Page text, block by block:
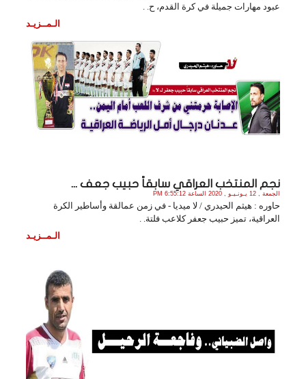
عبود مهارات جميلة في كرة القدم، ح. .
الـمــزيـد
نجم المنتخب العراقي سابقاً حبيب جعف ...
الجمعة , 12 يـونـيـو , 2020 الساعة 6:55:12 PM
حاوره : هيثم الحيدري / لا ميديا - في زمن عمالقة وأساطير الكرة
العراقية، تميز حبيب جعفر كلاعب فلتة. .
الـمــزيـد